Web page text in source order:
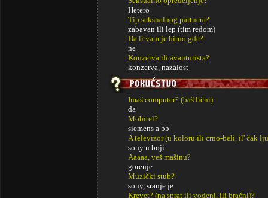
Hetero
Tip seksualnog partnera?
zabavan ili lep (tim redom)
Da li vam je bitno gde?
ne
Konzerva ili avanturista?
konzerva, nazalost
Imaš computer? (baš lični)
da
Mobitel?
siemens a 55
A televizor (u koloru ili crno-beli, il' čak
sony u boji
Aaaaa, veš mašinu?
gorenje
Muzički stub?
sony, sranje je
Krevet? (na sprat ili vodeni, ili bračni)?